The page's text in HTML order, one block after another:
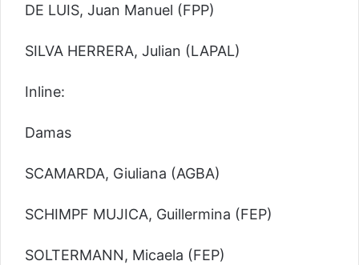
DE LUIS, Juan Manuel (FPP)
SILVA HERRERA, Julian (LAPAL)
Inline:
Damas
SCAMARDA, Giuliana (AGBA)
SCHIMPF MUJICA, Guillermina (FEP)
SOLTERMANN, Micaela (FEP)